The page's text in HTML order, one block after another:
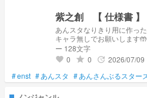
紫之創 【 仕様書 】
あんスタなりきり用に作った
キャラ無しでお願いします
囲までなら...!! すんごい再現
てください...ｯｯｯｯ
ー 128文字
favorite 0 grade 0 update 2026/07/09
#enst #あんスタ #あんさんぶるスター